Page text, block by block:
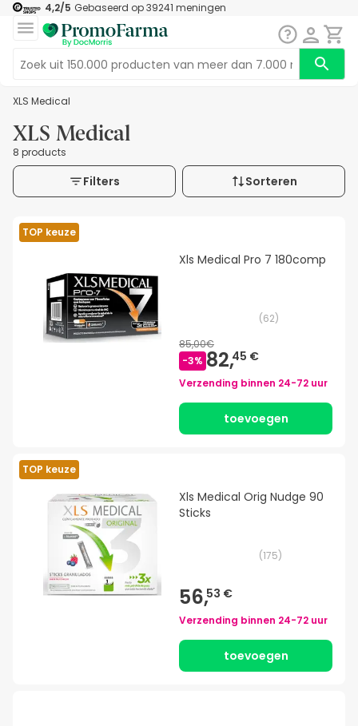
4,2/5 Gebaseerd op39241 meningen
XLS Medical
XLS Medical
8 products
Filters Sorteren
TOP keuze
Xls Medical Pro 7 180comp
(62)
85,00€
-3% 82,45 €
Verzending binnen 24-72 uur
toevoegen
TOP keuze
Xls Medical Orig Nudge 90
Sticks
(175)
56,53 €
Verzending binnen 24-72 uur
toevoegen